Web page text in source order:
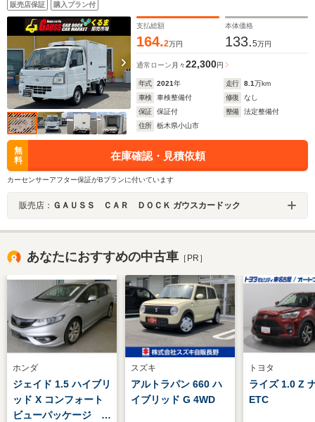
販売店保証 購入プラン付
支払総額
164.2万円
本体価格
133.5万円
通常ローン 月々22,300円
年式 2021年 走行 8.1万km
車検
車検整備付 修復
なし
保証
保証付 整備
法定整備付
住所
栃木県小山市
無
料
在庫確認・見積依頼
カーセンサーアフター保証がBプランに付いています
販売店： ＧＡＵＳＳ ＣＡＲ ＤＯＣＫ ガウスカードック
あなたにおすすめの中古車 ［PR］
ホンダ
ジェイド 1.5 ハイブリ
ッド X コンフォート
ビューパッケージ ホ
スズキ
アルトラパン 660 ハ
イブリッド G 4WD
トヨタ
ライズ 1.0 Z
ETC